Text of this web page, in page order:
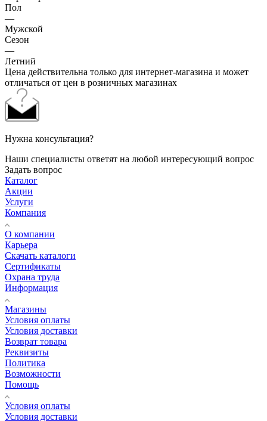
Пол
—
Мужской
Сезон
—
Летний
Цена действительна только для интернет-магазина и может
отличаться от цен в розничных магазинах
Нужна консультация?
Наши специалисты ответят на любой интересующий вопрос
Задать вопрос
Каталог
Акции
Услуги
Компания
О компании
Карьера
Cкачать каталоги
Сертификаты
Охрана труда
Информация
Магазины
Условия оплаты
Условия доставки
Возврат товара
Реквизиты
Политика
Возможности
Помощь
Условия оплаты
Условия доставки